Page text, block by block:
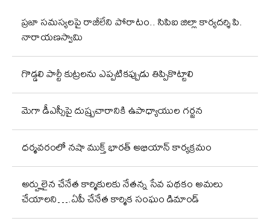
ప్రజా సమస్యలపై రాజీలేని పోరాటం.. సిపిఐ జిల్లా కార్యదర్శి పి.
నారాయణస్వామి
గొడ్డలి పార్టీ కుట్రలను ఎప్పటికప్పుడు తిప్పికొట్టాలి
మెగా డీఎస్సీపై దుష్ప్రచారానికి ఉపాధ్యాయుల గర్జన
ధర్మవరంలో నషా ముక్త్ భారత్ అభియాన్ కార్యక్రమం
అర్హులైన చేనేత కార్మికులకు నేతన్న సేవ పథకం అమలు
చేయాలని….ఏపీ చేనేత కార్మిక సంఘం డిమాండ్